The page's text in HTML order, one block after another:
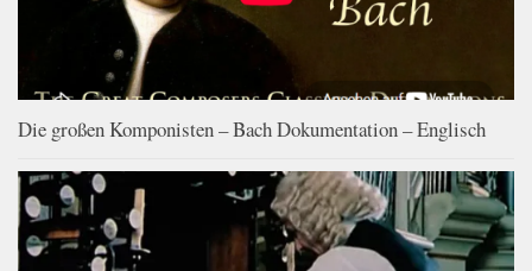
Die großen Komponisten – Bach Dokumentation – Englisch